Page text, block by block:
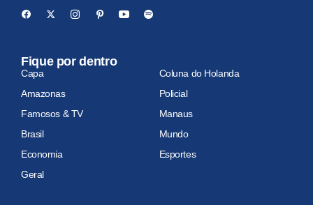
Fique por dentro
Capa
Coluna do Holanda
Amazonas
Policial
Famosos & TV
Manaus
Brasil
Mundo
Economia
Esportes
Geral